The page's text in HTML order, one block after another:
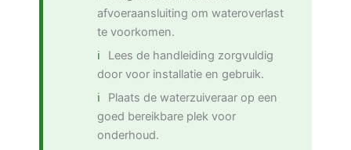
afvoeraansluiting om wateroverlast
te voorkomen.
Lees de handleiding zorgvuldig
door voor installatie en gebruik.
Plaats de waterzuiveraar op een
goed bereikbare plek voor
onderhoud.